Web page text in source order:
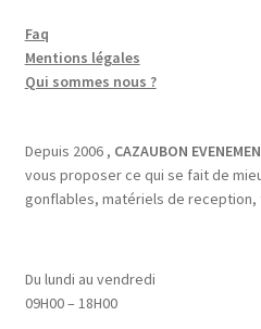
Faq
Mentions légales
Qui sommes nous ?
Depuis 2006 , CAZAUBON
vous proposer ce qui se fait de
gonflables, matériels de
Du lundi au vendredi
09H00 – 18H00